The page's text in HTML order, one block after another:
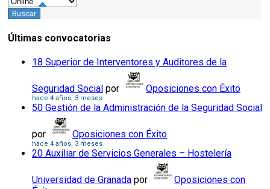
Últimas convocatorias
18 Superior de Interventores y Auditores de la
Seguridad Social por Oposiciones con Éxito
hace 4 años, 3 meses
50 Gestión de la Administración de la Seguridad Social
por Oposiciones con Éxito
hace 4 años, 3 meses
20 Auxiliar de Servicios Generales – Hostelería
Universidad de Granada por
Oposiciones con